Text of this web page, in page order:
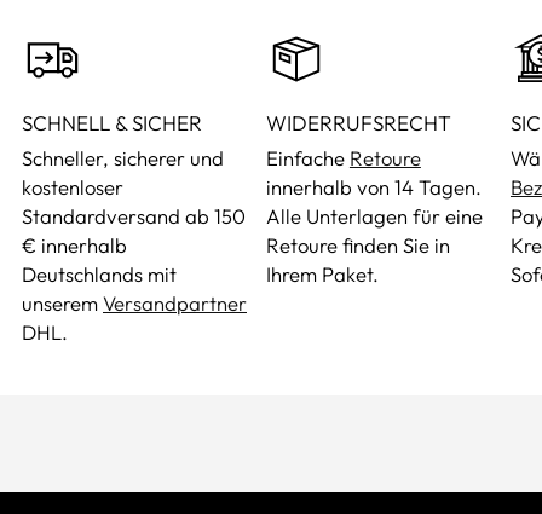
SCHNELL & SICHER
Schneller, sicherer und
kostenloser
Standardversand ab 150
€ innerhalb
Deutschlands mit
unseremVersandpartner
DHL.
WIDERRUFSRECHT
Einfache Retoure
innerhalb von 14 Tagen.
Alle Unterlagen für eine
Retoure finden Sie in
Ihrem Paket.